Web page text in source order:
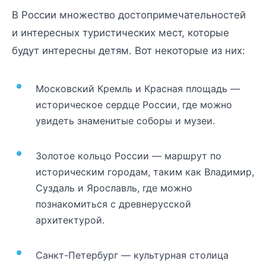
В России множество достопримечательностей
и интересных туристических мест, которые
будут интересны детям. Вот некоторые из них:
Московский Кремль и Красная площадь —
историческое сердце России, где можно
увидеть знаменитые соборы и музеи.
Золотое кольцо России — маршрут по
историческим городам, таким как Владимир,
Суздаль и Ярославль, где можно
познакомиться с древнерусской
архитектурой.
Санкт-Петербург — культурная столица